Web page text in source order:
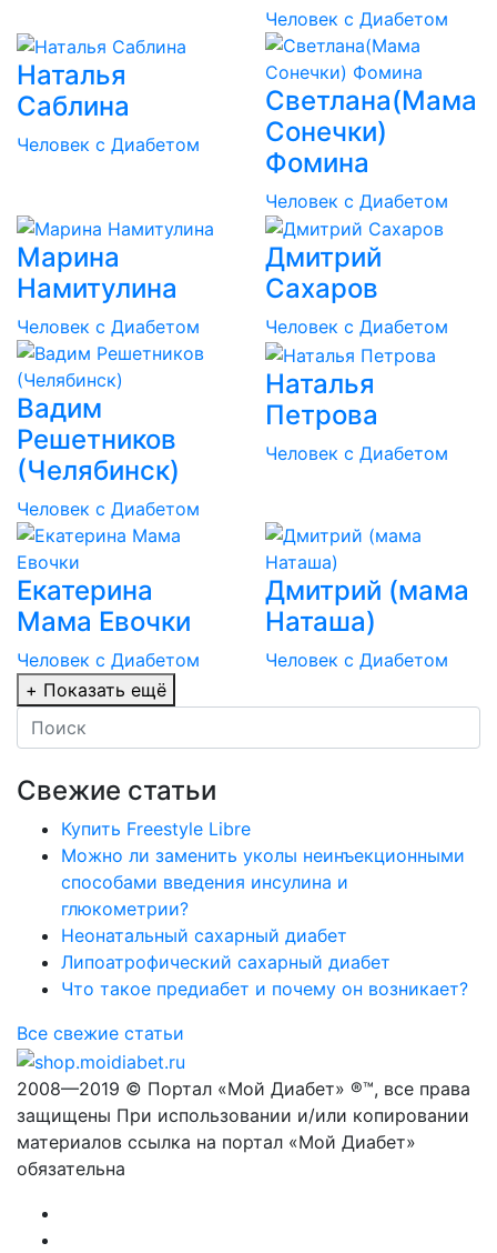
Человек с Диабетом
Наталья
Саблина
Человек с Диабетом
Светлана(Мама
Сонечки)
Фомина
Человек с Диабетом
Марина
Намитулина
Человек с Диабетом
Дмитрий
Сахаров
Человек с Диабетом
Вадим
Решетников
(Челябинск)
Человек с Диабетом
Наталья
Петрова
Человек с Диабетом
Екатерина
Мама Евочки
Человек с Диабетом
Дмитрий (мама
Наташа)
Человек с Диабетом
+ Показать ещё
Свежие статьи
Купить Freestyle Libre
Можно ли заменить уколы неинъекционными
способами введения инсулина и
глюкометрии?
Неонатальный сахарный диабет
Липоатрофический сахарный диабет
Что такое предиабет и почему он возникает?
Все свежие статьи
2008—2019 © Портал «Мой Диабет» ®™, все права
защищены При использовании и/или копировании
материалов ссылка на портал «Мой Диабет»
обязательна